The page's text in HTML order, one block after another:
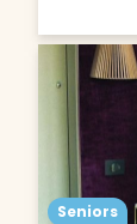
Seniors